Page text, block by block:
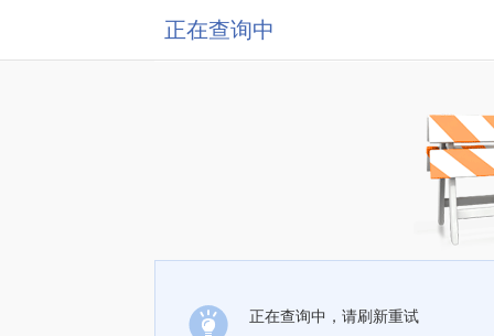
正在查询中
正在查询中，请刷新重试